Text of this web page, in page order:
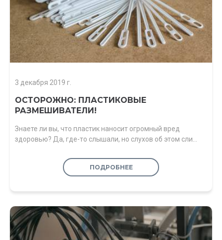
3 декабря 2019 г.
ОСТОРОЖНО: ПЛАСТИКОВЫЕ
РАЗМЕШИВАТЕЛИ!
Знаете ли вы, что пластик наносит огромный вред
здоровью? Да, где-то слышали, но слухов об этом сли…
ПОДРОБНЕЕ